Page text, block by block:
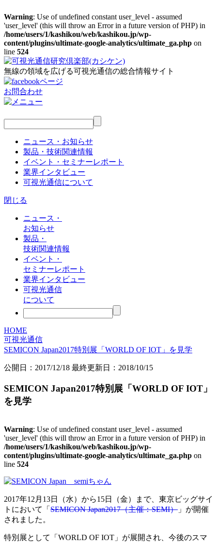
Warning: Use of undefined constant user_level - assumed
'user_level' (this will throw an Error in a future version of PHP) in
/home/users/1/kashikou/web/kashikou.jp/wp-
content/plugins/ultimate-google-analytics/ultimate_ga.php on
line 524
無線の領域を広げる可視光通信の総合情報サイト
お問合わせ
ニュース・お知らせ
製品・技術関連情報
イベント・セミナーレポート
業界インタビュー
可視光通信について
閉じる
ニュース・
お知らせ
製品・
技術関連情報
イベント・
セミナーレポート
業界インタビュー
可視光通信
について
HOME
可視光通信
SEMICON Japan2017特別展「WORLD OF IOT」を見学
公開日： 2017/12/18 最終更新日：2018/10/15
SEMICON Japan2017特別展「WORLD OF IOT」
を見学
Warning: Use of undefined constant user_level - assumed
'user_level' (this will throw an Error in a future version of PHP) in
/home/users/1/kashikou/web/kashikou.jp/wp-
content/plugins/ultimate-google-analytics/ultimate_ga.php on
line 524
2017年12月13日（水）から15日（金）まで、東京ビッグサイ
トにおいて「 SEMICON Japan2017（主催：SEMI） 」が開催
されました。
特別展として「WORLD OF IOT」が展開され、今後のスマ